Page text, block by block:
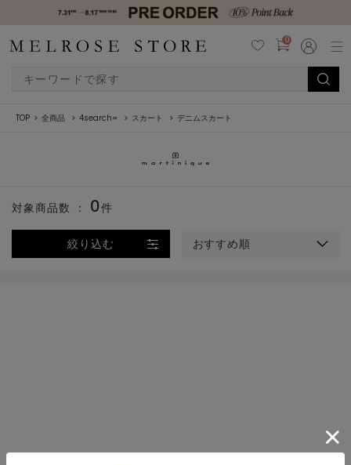
0
TOP 全商品 4search= スカート デニムスカート
絞り込む おすすめ順
対象商品数 ： 0件